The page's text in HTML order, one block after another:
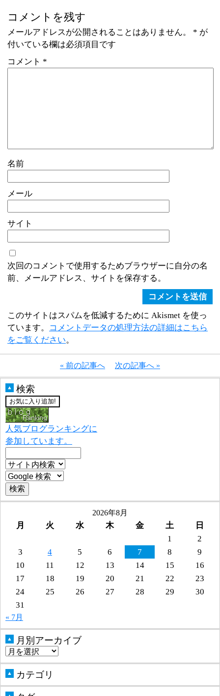
コメントを残す
メールアドレスが公開されることはありません。 * が
付いている欄は必須項目です
コメント *
名前
メール
サイト
次回のコメントで使用するためブラウザーに自分の名
前、メールアドレス、サイトを保存する。
このサイトはスパムを低減するために Akismet を使っ
ています。
コメントデータの処理方法の詳細はこちら
をご覧ください。
« 前の記事へ 次の記事へ »
▲ 検索
人気ブログランキングに
参加しています。
2026年8月
月 火 水 木 金 土
日
1
2
3
4 5 6 7 8
9
10
11 12 13 14 15
16
17
18 19 20 21 22
23
24
25 26 27 28 29
30
31
« 7月
▲ 月別アーカイブ
▲ カテゴリ